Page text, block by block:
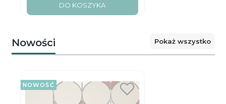
DO KOSZYKA
Nowości Pokaż wszystko
NOWOŚĆ